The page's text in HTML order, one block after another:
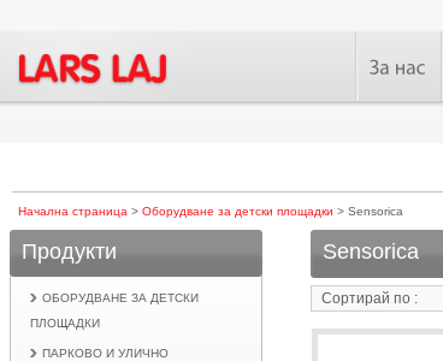
Начална страница > Оборудване за детски площадки > Sensorica
Продукти
ОБОРУДВАНЕ ЗА ДЕТСКИ
ПЛОЩАДКИ
ПАРКОВО И УЛИЧНО
Sensorica
Сортирай по :